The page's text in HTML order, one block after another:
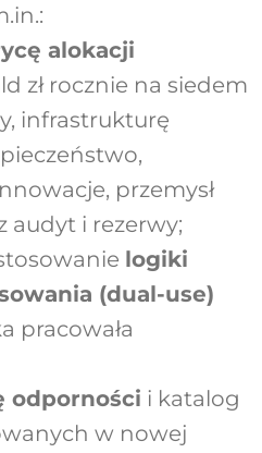
alokacji
zł rocznie na siedem
infrastrukturę
przemysł
audyt i rezerwy;
logiki
(dual-use)
pracowała
odporności i katalog
w nowej